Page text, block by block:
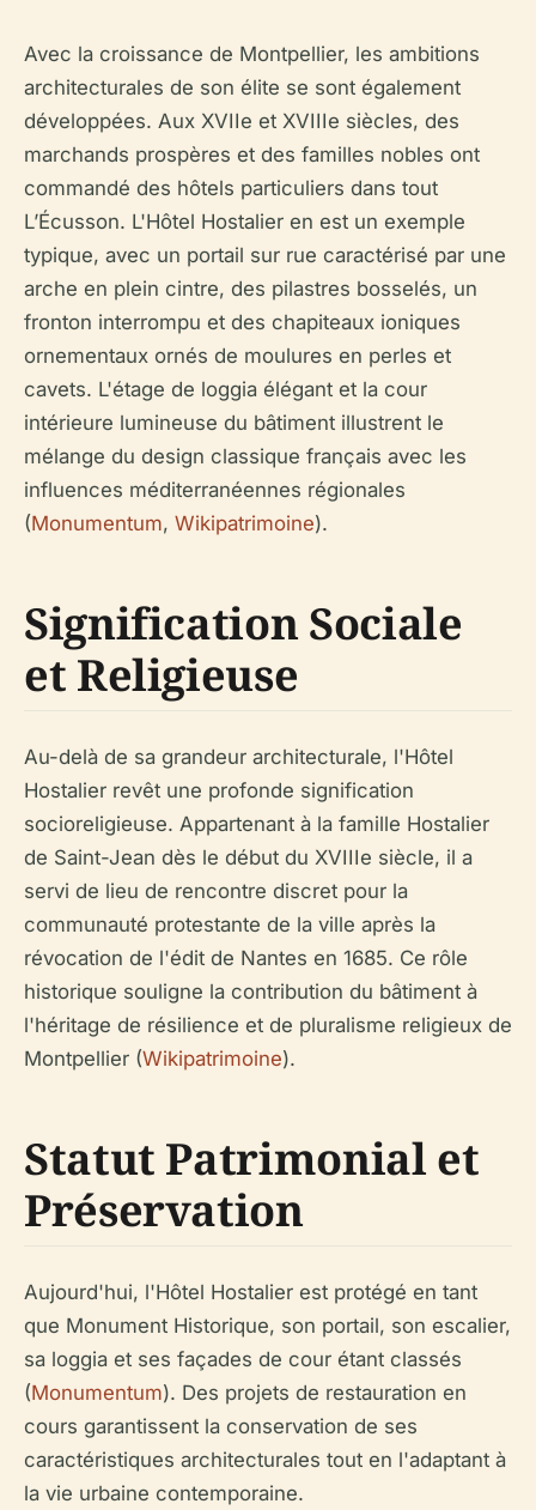
Avec la croissance de Montpellier, les ambitions
architecturales de son élite se sont également
développées. Aux XVIIe et XVIIIe siècles, des
marchands prospères et des familles nobles ont
commandé des hôtels particuliers dans tout
L’Écusson. L'Hôtel Hostalier en est un exemple
typique, avec un portail sur rue caractérisé par une
arche en plein cintre, des pilastres bosselés, un
fronton interrompu et des chapiteaux ioniques
ornementaux ornés de moulures en perles et
cavets. L'étage de loggia élégant et la cour
intérieure lumineuse du bâtiment illustrent le
mélange du design classique français avec les
influences méditerranéennes régionales
(Monumentum, Wikipatrimoine).
Signification Sociale
et Religieuse
Au-delà de sa grandeur architecturale, l'Hôtel
Hostalier revêt une profonde signification
socioreligieuse. Appartenant à la famille Hostalier
de Saint-Jean dès le début du XVIIIe siècle, il a
servi de lieu de rencontre discret pour la
communauté protestante de la ville après la
révocation de l'édit de Nantes en 1685. Ce rôle
historique souligne la contribution du bâtiment à
l'héritage de résilience et de pluralisme religieux de
Montpellier (Wikipatrimoine).
Statut Patrimonial et
Préservation
Aujourd'hui, l'Hôtel Hostalier est protégé en tant
que Monument Historique, son portail, son escalier,
sa loggia et ses façades de cour étant classés
(Monumentum). Des projets de restauration en
cours garantissent la conservation de ses
caractéristiques architecturales tout en l'adaptant à
la vie urbaine contemporaine.